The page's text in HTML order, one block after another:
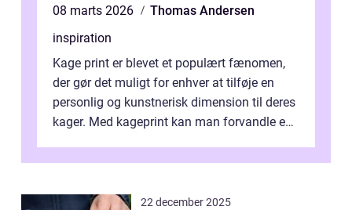
08 marts 2026
Thomas Andersen
inspiration
Kage print er blevet et populært fænomen,
der gør det muligt for enhver at tilføje en
personlig og kunstnerisk dimension til deres
kager. Med kageprint kan man forvandle en
22 december 2025